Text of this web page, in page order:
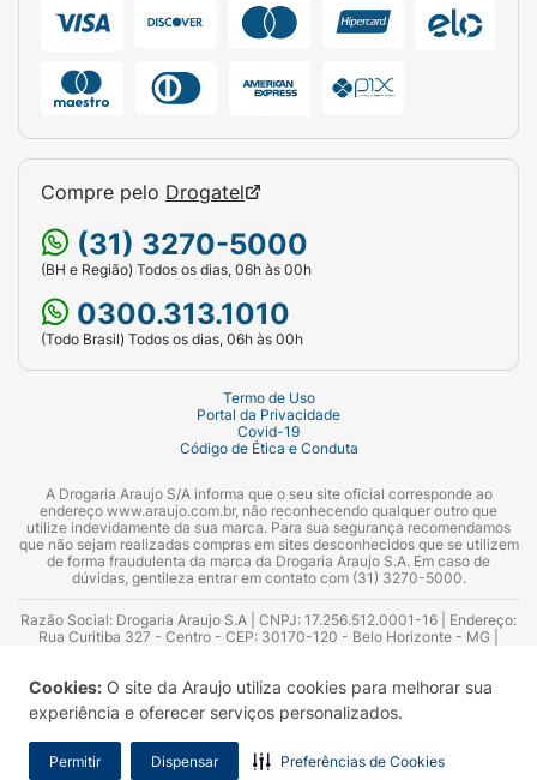
Cookies: O site da Araujo utiliza cookies para melhorar sua
experiência e oferecer serviços personalizados.
Permitir Dispensar Preferências de Cookies
Compre pelo Drogatel
(31) 3270-5000
(BH e Região) Todos os dias, 06h às 00h
0300.313.1010
(Todo Brasil) Todos os dias, 06h às 00h
Termo de Uso
Portal da Privacidade
Covid-19
Código de Ética e Conduta
A Drogaria Araujo S/A informa que o seu site oficial corresponde ao
endereço www.araujo.com.br, não reconhecendo qualquer outro que
utilize indevidamente da sua marca. Para sua segurança recomendamos
que não sejam realizadas compras em sites desconhecidos que se utilizem
de forma fraudulenta da marca da Drogaria Araujo S.A. Em caso de
dúvidas, gentileza entrar em contato com (31) 3270-5000.
Razão Social: Drogaria Araujo S.A | CNPJ: 17.256.512.0001-16 | Endereço:
Rua Curitiba 327 - Centro - CEP: 30170-120 - Belo Horizonte - MG |
Azevedo Guimarães – CRF 10.965 | Yasmin Silva Alvarenga – CRF 52.584 -
Consultor substituto: Thiago Aguiar Pinheiro - CRF Nº 13.748. Alvará
Sanitário: 2025020713 | Autorização de Funcionamento da Empresa (AFE):